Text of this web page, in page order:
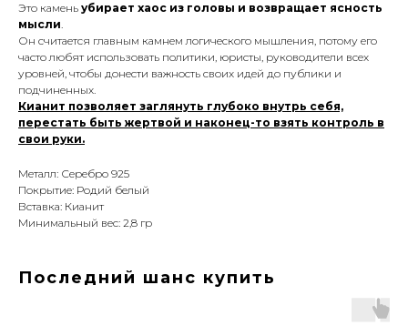
Это камень убирает хаос из головы и возвращает ясность
мысли.
Он считается главным камнем логического мышления, потому его
часто любят использовать политики, юристы, руководители всех
уровней, чтобы донести важность своих идей до публики и
подчиненных.
Кианит позволяет заглянуть глубоко внутрь себя,
перестать быть жертвой и наконец-то взять контроль в
свои руки.
Металл: Серебро 925
Покрытие: Родий белый
Вставка: Кианит
Минимальный вес: 2,8 гр
Последний шанс купить